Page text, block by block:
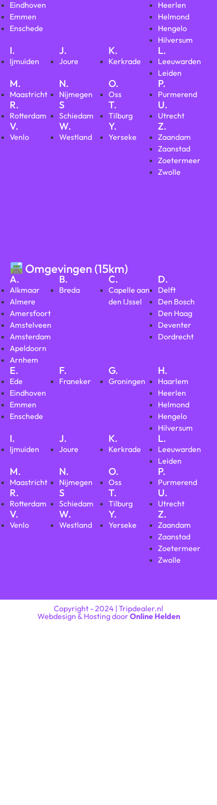
Eindhoven
Emmen
Enschede
Heerlen
Helmond
Hengelo
Hilversum
I.
Ijmuiden
J.
Joure
K.
Kerkrade
L.
Leeuwarden
Leiden
M.
Maastricht
N.
Nijmegen
O.
Oss
P.
Purmerend
R.
Rotterdam
S
Schiedam
T.
Tilburg
U.
Utrecht
V.
Venlo
W.
Westland
Y.
Yerseke
Z.
Zaandam
Zaanstad
Zoetermeer
Zwolle
Omgevingen (15km)
A.
Alkmaar
Almere
Amersfoort
Amstelveen
Amsterdam
Apeldoorn
Arnhem
B.
Breda
C.
Capelle aan
den IJssel
D.
Delft
Den Bosch
Den Haag
Deventer
Dordrecht
E.
Ede
Eindhoven
Emmen
Enschede
F.
Franeker
G.
Groningen
H.
Haarlem
Heerlen
Helmond
Hengelo
Hilversum
I.
Ijmuiden
J.
Joure
K.
Kerkrade
L.
Leeuwarden
Leiden
M.
Maastricht
N.
Nijmegen
O.
Oss
P.
Purmerend
R.
Rotterdam
S
Schiedam
T.
Tilburg
U.
Utrecht
V.
Venlo
W.
Westland
Y.
Yerseke
Z.
Zaandam
Zaanstad
Zoetermeer
Zwolle
Copyright - 2024 | Tripdealer.nl
Webdesign & Hosting doorOnline Helden